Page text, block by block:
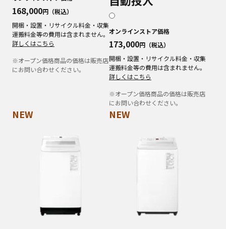
168,000円（税込）
開梱・設置・リサイクル料金・収集
運搬料金等の費用は含まれません。
詳しくはこちら
※オープン価格商品の価格は販売店
にお問い合わせください。
オンラインストア価格
173,000円（税込）
開梱・設置・リサイクル料金・収集
運搬料金等の費用は含まれません。
詳しくはこちら
※オープン価格商品の価格は販売店
にお問い合わせください。
NEW NEW